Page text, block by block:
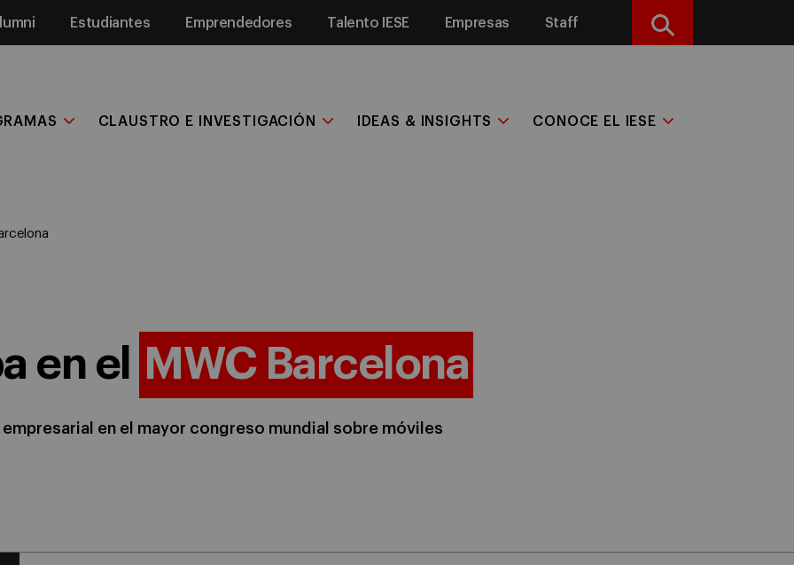
Estudiantes Emprendedores Talento IESE Empresas Staff Buscar
CLAUSTRO E INVESTIGACIÓN IDEAS & INSIGHTS CONOCE EL IESE
en el MWC Barcelona
en el mayor congreso mundial sobre móviles